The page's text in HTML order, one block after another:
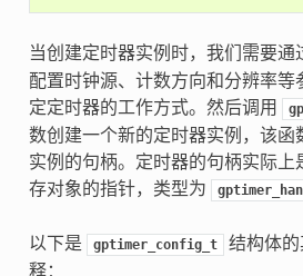
当创建定时器实例时，我们需要通
配置时钟源、计数方向和分辨率等
定定时器的工作方式。然后调用
数创建一个新的定时器实例，该函
实例的句柄。定时器的句柄实际上
存对象的指针，类型为
以下是 gptimer_config_t
结构体
释：